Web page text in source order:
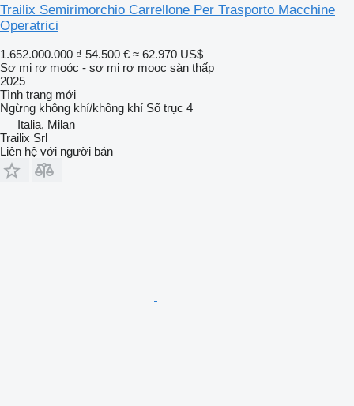
Trailix Semirimorchio Carrellone Per Trasporto Macchine
Operatrici
1.652.000.000 ₫ 54.500 € ≈ 62.970 US$
Sơ mi rơ moóc - sơ mi rơ mooc sàn thấp
2025
Tình trạng mới
Ngừng không khí/không khí Số trục 4
Italia, Milan
Trailix Srl
Liên hệ với người bán